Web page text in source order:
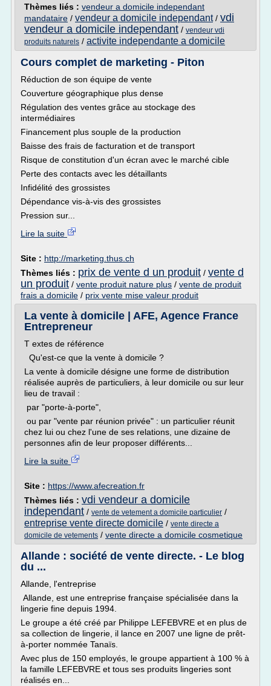
Thèmes liés : vendeur a domicile independant
mandataire / vendeur a domicile independant/ vdi
vendeur a domicile independant / vendeur vdi
produits naturels / activite independante a domicile
Cours complet de marketing - Piton
Réduction de son équipe de vente
Couverture géographique plus dense
Régulation des ventes grâce au stockage des
intermédiaires
Financement plus souple de la production
Baisse des frais de facturation et de transport
Risque de constitution d'un écran avec le marché cible
Perte des contacts avec les détaillants
Infidélité des grossistes
Dépendance vis-à-vis des grossistes
Pression sur...
Lire la suite
Site : http://marketing.thus.ch
Thèmes liés : prix de vente d un produit / vente d
un produit / vente produit nature plus / vente de produit
frais a domicile / prix vente mise valeur produit
La vente à domicile | AFE, Agence France
Entrepreneur
T extes de référence
Qu'est-ce que la vente à domicile ?
La vente à domicile désigne une forme de distribution
réalisée auprès de particuliers, à leur domicile ou sur leur
lieu de travail :
par "porte-à-porte",
ou par "vente par réunion privée" : un particulier réunit
chez lui ou chez l'une de ses relations, une dizaine de
personnes afin de leur proposer différents...
Lire la suite
Site : https://www.afecreation.fr
Thèmes liés : vdi vendeur a domicile
independant / vente de vetement a domicile particulier /
entreprise vente directe domicile / vente directe a
domicile de vetements / vente directe a domicile cosmetique
Allande : société de vente directe. - Le blog
du ...
Allande, l'entreprise
Allande, est une entreprise française spécialisée dans la
lingerie fine depuis 1994.
Le groupe a été créé par Philippe LEFEBVRE et en plus de
sa collection de lingerie, il lance en 2007 une ligne de prêt-
à-porter nommée Tanaïs.
Avec plus de 150 employés, le groupe appartient à 100 % à
la famille LEFEBVRE et tous ses produits lingeries sont
réalisés en...